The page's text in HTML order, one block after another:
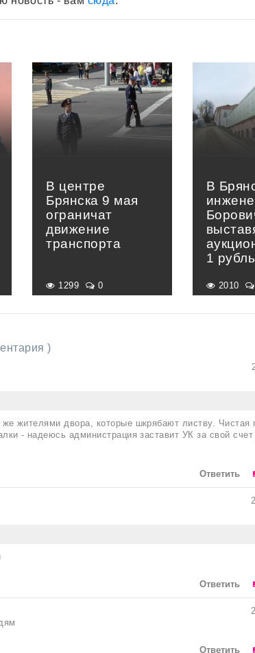
В центре
Брянска 9 мая
ограничат
движение
транспорта
1299 0
В
1 рубль
2010
)
жителями двора, которые шкрябают листву. Чистая
- надеюсь администрация заставит УК за свой счет
Ответить
Ответить
Ответить